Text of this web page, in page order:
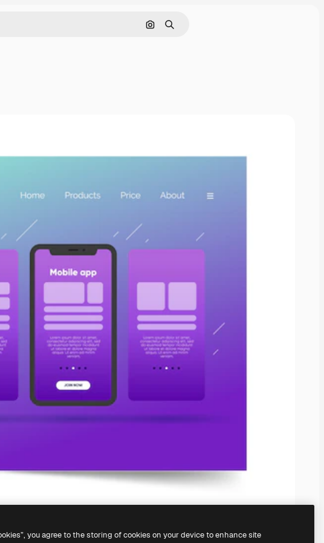
Cerca per immagine
Ricerca
you agree to the storing of cookies on your device to enhance site